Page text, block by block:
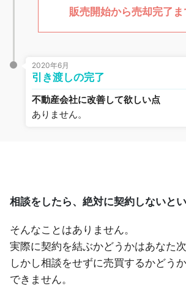
販売開始から売却完了ま
2020年6月
引き渡しの完了
不動産会社に改善して欲しい点
ありません。
相談をしたら、絶対に契約しないと
そんなことはありません。
実際に契約を結ぶかどうかはあなた次
しかし相談をせずに売買するかどう
できません。